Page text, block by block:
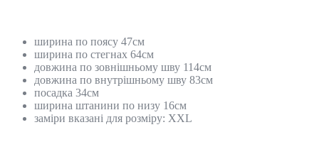
ширина по поясу 47см
ширина по стегнах 64см
довжина по зовнішньому шву 114см
довжина по внутрішньому шву 83см
посадка 34см
ширина штанини по низу 16см
заміри вказані для розміру: XXL